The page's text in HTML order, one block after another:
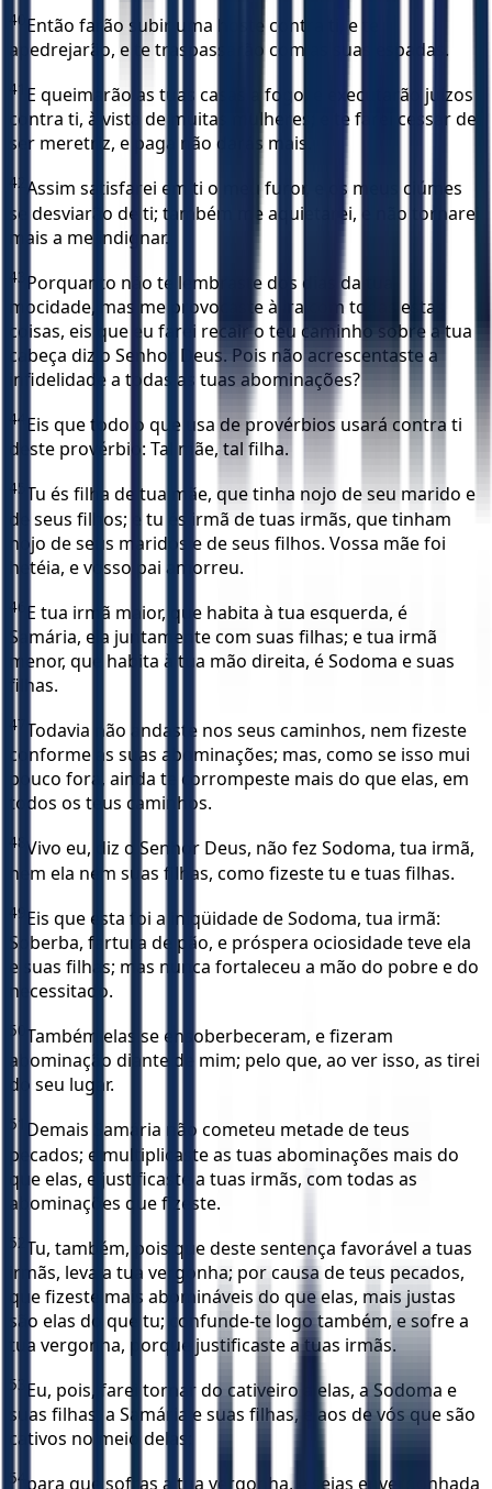
40 Então farão subir uma hoste contra ti, e te
apedrejarão, e te traspassarão com as suas espadas.
41 E queimarão as tuas casas a fogo, e executarão juízos
contra ti, à vista de muitas mulheres; e te farei cessar de
ser meretriz, e paga não darás mais.
42 Assim satisfarei em ti o meu furor, e os meus ciúmes
se desviarão de ti; também me aquietarei, e não tornarei
mais a me indignar.
43 Porquanto não te lembraste dos dias da tua
mocidade, mas me provocaste à ira com todas estas
coisas, eis que eu farei recair o teu caminho sobre a tua
cabeça diz o Senhor Deus. Pois não acrescentaste a
infidelidade a todas as tuas abominações?
44 Eis que todo o que usa de provérbios usará contra ti
deste provérbio: Tal mãe, tal filha.
45 Tu és filha de tua mãe, que tinha nojo de seu marido e
de seus filhos; e tu és irmã de tuas irmãs, que tinham
nojo de seus maridos e de seus filhos. Vossa mãe foi
hetéia, e vosso pai amorreu.
46 E tua irmã maior, que habita à tua esquerda, é
Samária, ela juntamente com suas filhas; e tua irmã
menor, que habita à tua mão direita, é Sodoma e suas
filhas.
47 Todavia não andaste nos seus caminhos, nem fizeste
conforme as suas abominações; mas, como se isso mui
pouco fora, ainda te corrompeste mais do que elas, em
todos os teus caminhos.
48 Vivo eu, diz o Senhor Deus, não fez Sodoma, tua irmã,
nem ela nem suas filhas, como fizeste tu e tuas filhas.
49 Eis que esta foi a iniqüidade de Sodoma, tua irmã:
Soberba, fartura de pão, e próspera ociosidade teve ela
e suas filhas; mas nunca fortaleceu a mão do pobre e do
necessitado.
50 Também elas se ensoberbeceram, e fizeram
abominação diante de mim; pelo que, ao ver isso, as tirei
do seu lugar.
51
Demais Samária não cometeu metade de teus
pecados; e multiplicaste as tuas abominações mais do
que elas, e justificaste a tuas irmãs, com todas as
abominações que fizeste.
52 Tu, também, pois que deste sentença favorável a tuas
irmãs, leva a tua vergonha; por causa de teus pecados,
que fizeste mais abomináveis do que elas, mais justas
são elas do que tu; confunde-te logo também, e sofre a
tua vergonha, porque justificaste a tuas irmãs.
53 Eu, pois, farei tornar do cativeiro a elas, a Sodoma e
suas filhas, a Samária e suas filhas, e aos de vós que são
cativos no meio delas;
54 para que sofras a tua vergonha, e sejas envergonhada